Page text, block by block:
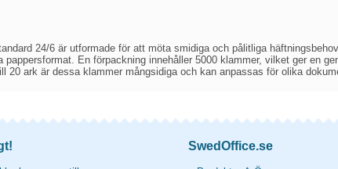
24/6 är utformade för att möta smidiga och pålitliga
pappersformat. En förpackning innehåller 5000 klammer, vilket ger en
20 ark är dessa klammer mångsidiga och kan anpassas för olika
SwedOffice.se